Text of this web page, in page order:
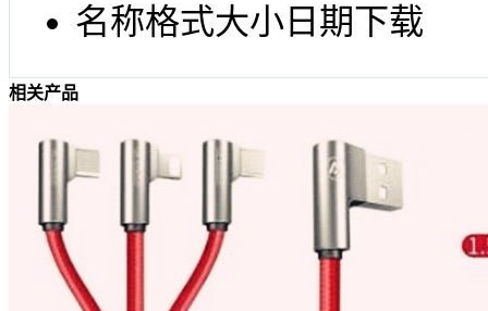
名称格式大小 日期下载
相关产品